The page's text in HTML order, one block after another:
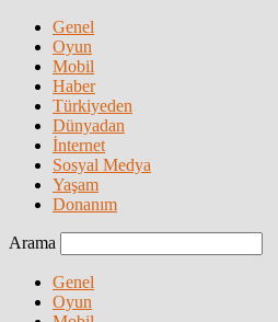
Genel
Oyun
Mobil
Haber
Türkiyeden
Dünyadan
İnternet
Sosyal Medya
Yaşam
Donanım
Arama
Genel
Oyun